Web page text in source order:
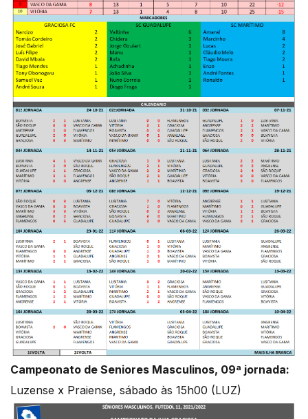
Campeonato de Seniores Masculinos, 09ª jornada:
Luzense x Praiense, sábado às 15h00 (LUZ)